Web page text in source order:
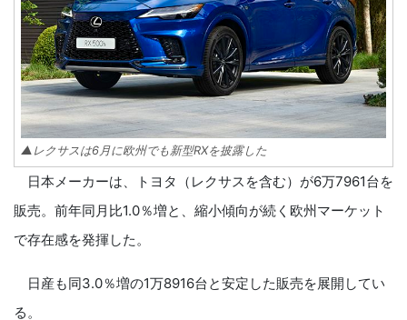
▲レクサスは6月に欧州でも新型RXを披露した
日本メーカーは、トヨタ（レクサスを含む）が6万7961台を
販売。前年同月比1.0％増と、縮小傾向が続く欧州マーケット
で存在感を発揮した。
日産も同3.0％増の1万8916台と安定した販売を展開してい
る。